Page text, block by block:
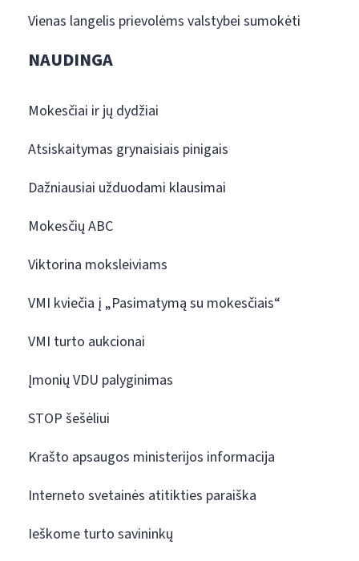
Vienas langelis prievolėms valstybei sumokėti
NAUDINGA
Mokesčiai ir jų dydžiai
Atsiskaitymas grynaisiais pinigais
Dažniausiai užduodami klausimai
Mokesčių ABC
Viktorina moksleiviams
VMI kviečia į „Pasimatymą su mokesčiais“
VMI turto aukcionai
Įmonių VDU palyginimas
STOP šešėliui
Krašto apsaugos ministerijos informacija
Interneto svetainės atitikties paraiška
Ieškome turto savininkų